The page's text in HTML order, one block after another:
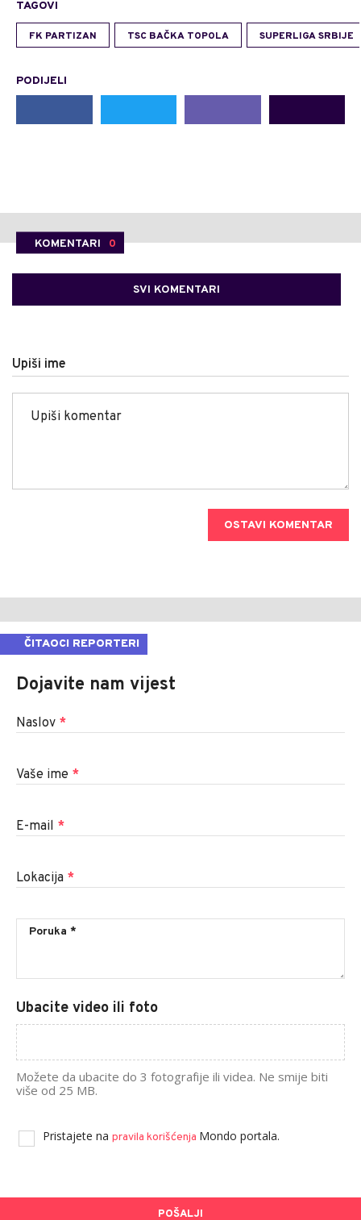
TAGOVI
FK PARTIZAN TSC BAČKA TOPOLA SUPERLIGA SRBIJE
PODIJELI
KOMENTARI 0
SVI KOMENTARI
Upiši ime
OSTAVI KOMENTAR
ČITAOCI REPORTERI
Dojavite nam vijest
Naslov *
Vaše ime *
E-mail *
Lokacija *
Ubacite video ili foto
Možete da ubacite do 3 fotografije ili videa. Ne smije biti
više od 25 MB.
Pristajete na pravila korišćenja Mondo portala.
POŠALJI